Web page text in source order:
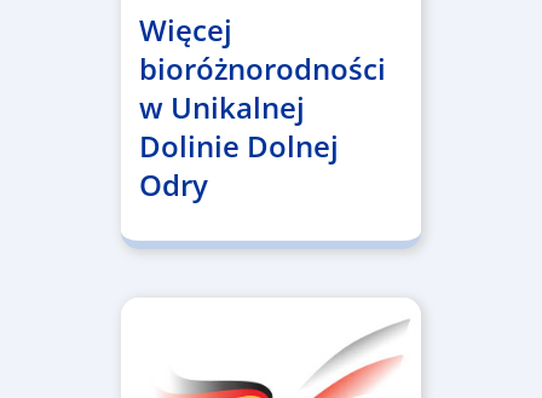
Więcej
bioróżnorodności
w Unikalnej
Dolinie Dolnej
Odry